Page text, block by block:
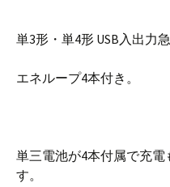
単3形・単4形 USB入出力
エネループ4本付き。
単三電池が4本付属で充
す。